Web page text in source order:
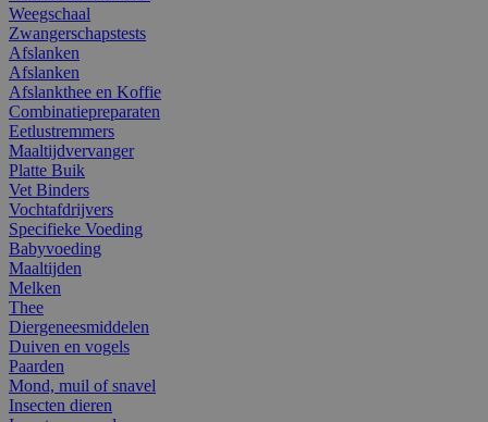
Weegschaal
Zwangerschapstests
Afslanken
Afslanken
Afslankthee en Koffie
Combinatiepreparaten
Eetlustremmers
Maaltijdvervanger
Platte Buik
Vet Binders
Vochtafdrijvers
Specifieke Voeding
Babyvoeding
Maaltijden
Melken
Thee
Diergeneesmiddelen
Duiven en vogels
Paarden
Mond, muil of snavel
Insecten dieren